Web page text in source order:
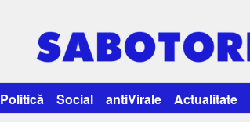
Politică Social antiVirale Actualitate